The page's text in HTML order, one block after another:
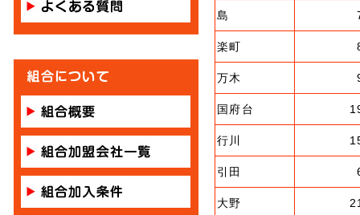
島
楽町
万木
国府台
行川
引田
大野